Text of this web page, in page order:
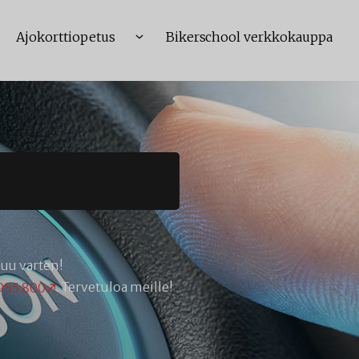
Ajokorttiopetus Bikerschool verkkokauppa
varten!
800 . Tervetuloa meille!